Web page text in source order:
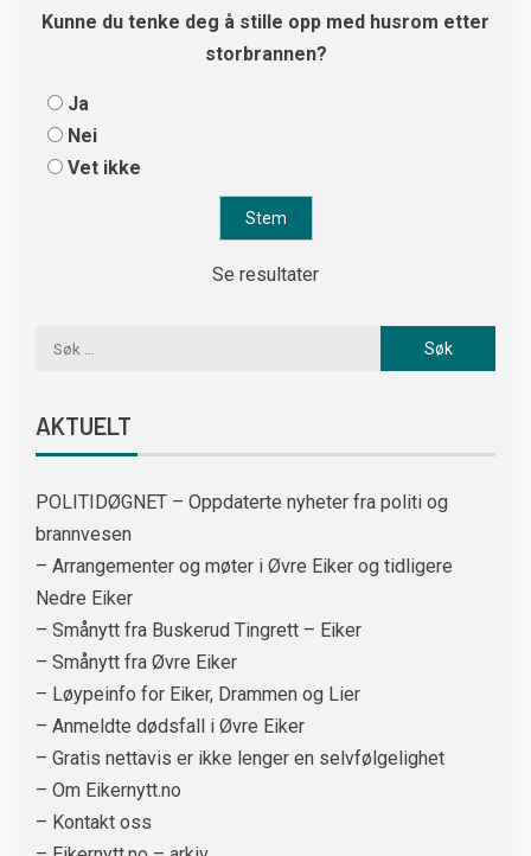
Kunne du tenke deg å stille opp med husrom etter
storbrannen?
Ja
Nei
Vet ikke
Se resultater
AKTUELT
POLITIDØGNET – Oppdaterte nyheter fra politi og
brannvesen
– Arrangementer og møter i Øvre Eiker og tidligere
Nedre Eiker
– Smånytt fra Buskerud Tingrett – Eiker
– Smånytt fra Øvre Eiker
– Løypeinfo for Eiker, Drammen og Lier
– Anmeldte dødsfall i Øvre Eiker
– Gratis nettavis er ikke lenger en selvfølgelighet
– Om Eikernytt.no
– Kontakt oss